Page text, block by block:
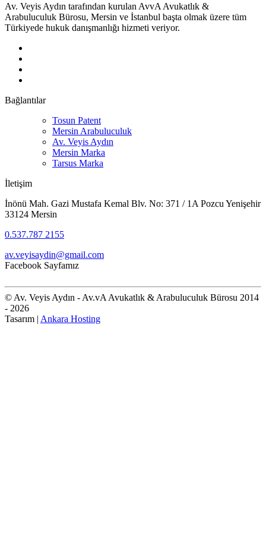
Av. Veyis Aydın tarafından kurulan AvvA Avukatlık &
Arabuluculuk Bürosu, Mersin ve İstanbul başta olmak üzere tüm
Türkiyede hukuk danışmanlığı hizmeti veriyor.
Bağlantılar
Tosun Patent
Mersin Arabuluculuk
Av. Veyis Aydın
Mersin Marka
Tarsus Marka
İletişim
İnönü Mah. Gazi Mustafa Kemal Blv. No: 371 / 1A Pozcu Yenişehir
33124 Mersin
0.537.787 2155
av.veyisaydin@gmail.com
Facebook Sayfamız
© Av. Veyis Aydın - Av.vA Avukatlık & Arabuluculuk Bürosu 2014
- 2026
Tasarım | Ankara Hosting